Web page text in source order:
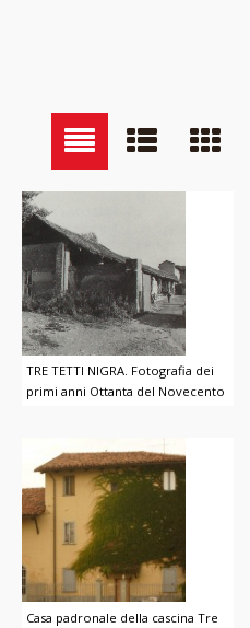
TRE TETTI NIGRA. Fotografia dei
primi anni Ottanta del Novecento
Casa padronale della cascina Tre